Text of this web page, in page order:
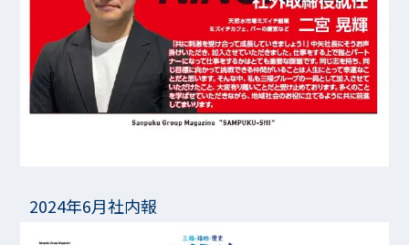
2024年6月社内報